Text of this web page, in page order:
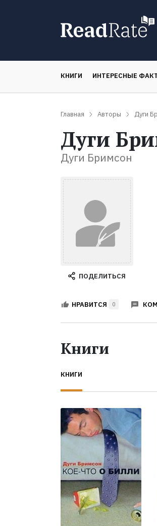
КНИГИ ИНТЕРЕСНЫЕ
Главная Авторы Дуги
Дуги
Дуги Бримсон
ПОДЕЛИТЬСЯ
НРАВИТСЯ 0
Книги
КНИГИ